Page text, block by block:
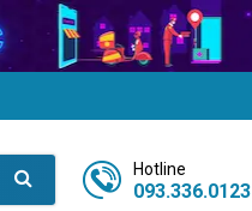
Hotline
093.336.0123